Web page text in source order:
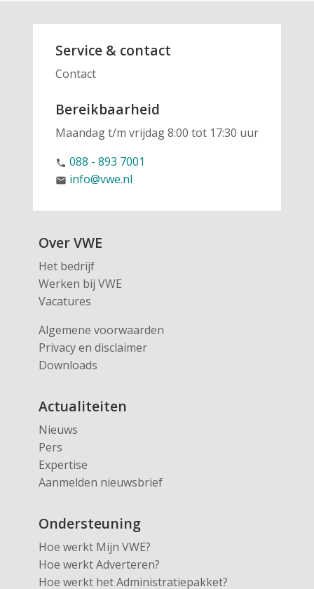
Service & contact
Contact
Bereikbaarheid
Maandag t/m vrijdag 8:00 tot 17:30 uur
phone 088 - 893 7001
email info@vwe.nl
Over VWE
Het bedrijf
Werken bij VWE
Vacatures
Algemene voorwaarden
Privacy en disclaimer
Downloads
Actualiteiten
Nieuws
Pers
Expertise
Aanmelden nieuwsbrief
Ondersteuning
Hoe werkt Mijn VWE?
Hoe werkt Adverteren?
Hoe werkt het Administratiepakket?